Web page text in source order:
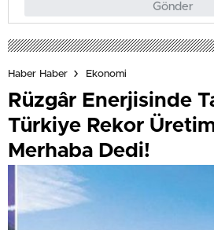
Gönder
Haber Haber Ekonomi
Rüzgâr Enerjisinde
Türkiye Rekor
Merhaba Dedi!